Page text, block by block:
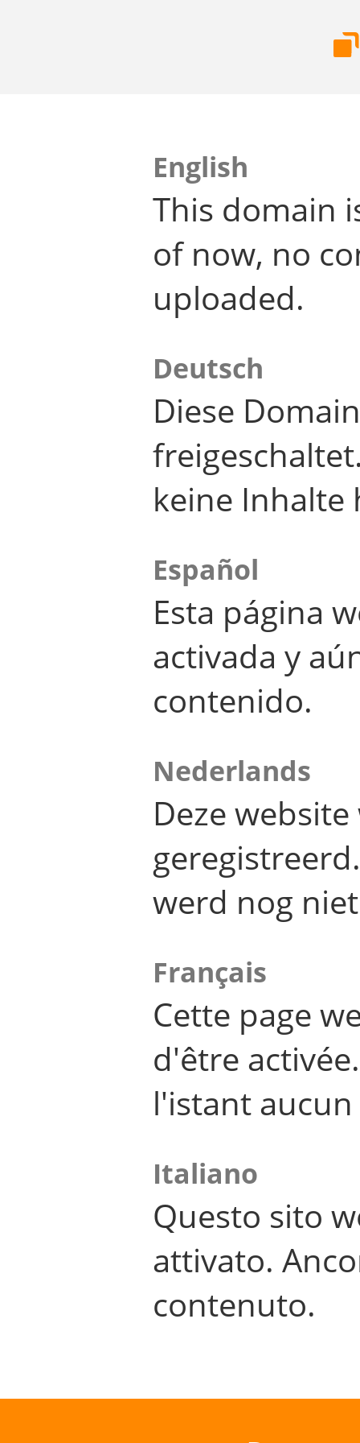
English
This domain
of now, no
uploaded.
Deutsch
Diese
keine Inhalte
Español
Esta página
activada y
contenido.
Nederlands
Deze
werd nog
Français
Cette page
d'être
l'istant
Italiano
Questo sito
attivato.
contenuto.